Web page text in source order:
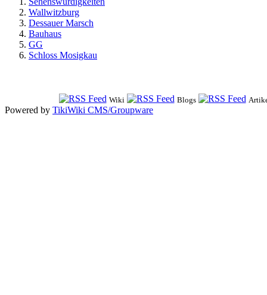
Wallwitzburg
Dessauer Marsch
Bauhaus
GG
Schloss Mosigkau
Wiki Blogs
Powered by TikiWiki CMS/Groupware